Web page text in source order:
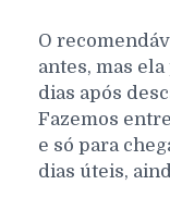
O
antes, mas
dias após
Fazemos
e só para
dias úteis,